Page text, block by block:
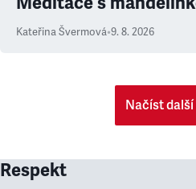
Kateřina Švermová•9. 8. 2026
Načíst
Respekt